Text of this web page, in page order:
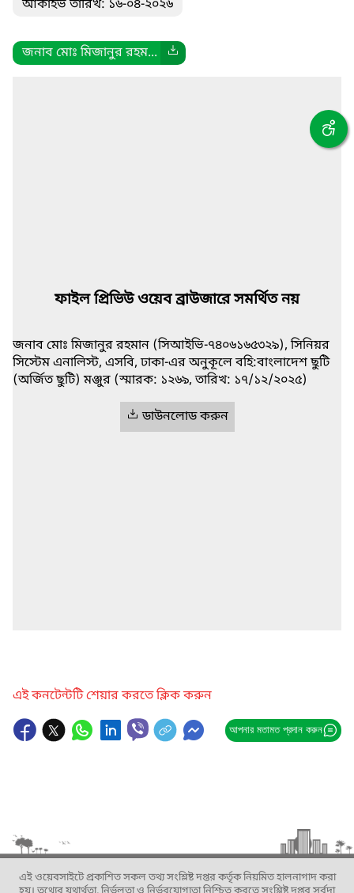
আর্কাইভ তারিখ: ১৬-০৪-২০২৬
জনাব মোঃ মিজানুর রহম...
ফাইল প্রিভিউ ওয়েব ব্রাউজারে সমর্থিত নয়
জনাব মোঃ মিজানুর রহমান (সিআইভি-৭৪০৬১৬৫৩২৯), সিনিয়র
সিস্টেম এনালিস্ট, এসবি, ঢাকা-এর অনুকূলে বহি:বাংলাদেশ ছুটি
(অর্জিত ছুটি) মঞ্জুর (স্মারক: ১২৬৯, তারিখ: ১৭/১২/২০২৫)
ডাউনলোড করুন
এই কনটেন্টটি শেয়ার করতে ক্লিক করুন
আপনার মতামত প্রদান করুন
এই ওয়েবসাইটে প্রকাশিত সকল তথ্য সংশ্লিষ্ট দপ্তর কর্তৃক নিয়মিত হালনাগাদ করা